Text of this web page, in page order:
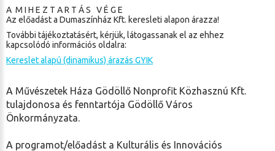
A M I H E Z T A R T Á S V É G E
Az előadást a Dumaszínház Kft. keresleti alapon árazza!
További tájékoztatásért, kérjük, látogassanak el az ehhez
kapcsolódó információs oldalra:
Kereslet alapú (dinamikus) árazás GYIK
A Művészetek Háza Gödöllő Nonprofit Közhasznú Kft.
tulajdonosa és fenntartója Gödöllő Város
Önkormányzata.
A programot/előadást a Kulturális és Innovációs